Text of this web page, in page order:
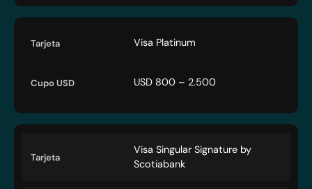
Visa Platinum
USD 800 – 2.500
Visa Singular Signature by
Scotiabank